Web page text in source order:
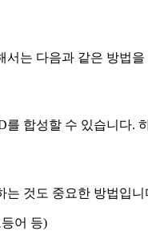
서는 다음과 같은 방법
합성할 수 있습니다.
는 것도 중요한 방법입
어 등)